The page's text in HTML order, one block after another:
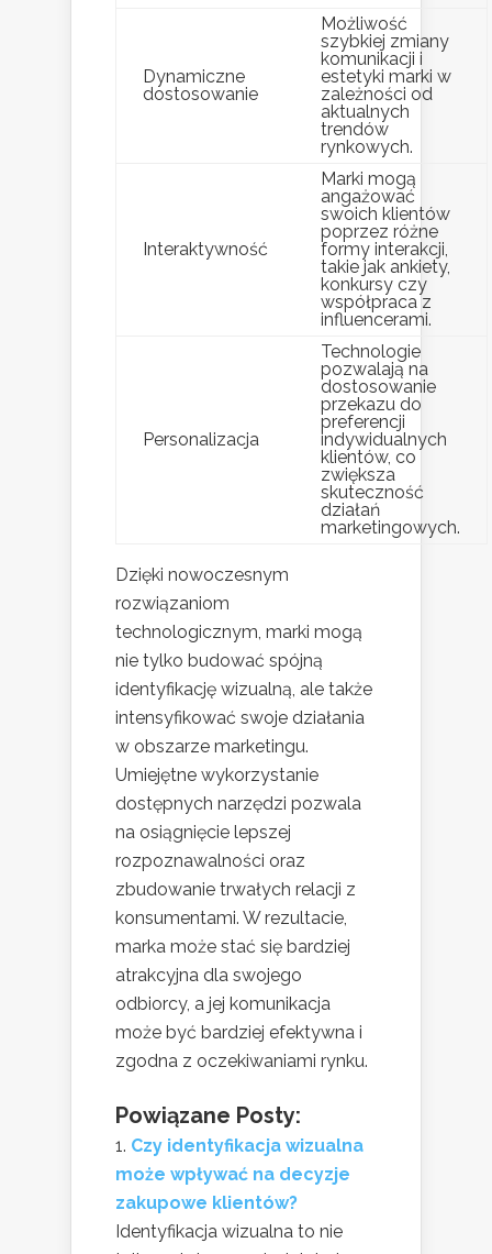
Dynamiczne
dostosowanie
Możliwość
szybkiej zmiany
komunikacji i
estetyki marki w
zależności od
aktualnych
trendów
rynkowych.
Interaktywność
Marki mogą
angażować
swoich klientów
poprzez różne
formy interakcji,
takie jak ankiety,
konkursy czy
współpraca z
influencerami.
Personalizacja
Technologie
pozwalają na
dostosowanie
przekazu do
preferencji
indywidualnych
klientów, co
zwiększa
skuteczność
działań
marketingowych.
Dzięki nowoczesnym
rozwiązaniom
technologicznym, marki mogą
nie tylko budować spójną
identyfikację wizualną, ale także
intensyfikować swoje działania
w obszarze marketingu.
Umiejętne wykorzystanie
dostępnych narzędzi pozwala
na osiągnięcie lepszej
rozpoznawalności oraz
zbudowanie trwałych relacji z
konsumentami. W rezultacie,
marka może stać się bardziej
atrakcyjna dla swojego
odbiorcy, a jej komunikacja
może być bardziej efektywna i
zgodna z oczekiwaniami rynku.
Powiązane Posty:
Czy identyfikacja wizualna
może wpływać na decyzje
zakupowe klientów?
Identyfikacja wizualna to nie